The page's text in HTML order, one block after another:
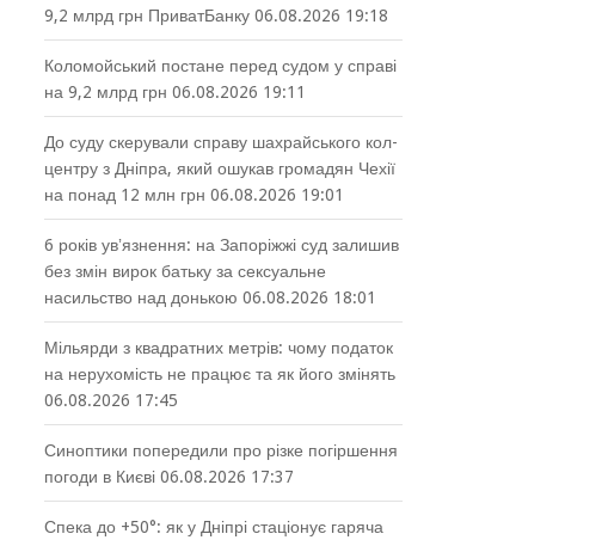
9,2 млрд грн ПриватБанку 06.08.2026 19:18
Коломойський постане перед судом у справі
на 9,2 млрд грн 06.08.2026 19:11
До суду скерували справу шахрайського кол-
центру з Дніпра, який ошукав громадян Чехії
на понад 12 млн грн 06.08.2026 19:01
6 років увʼязнення: на Запоріжжі суд залишив
без змін вирок батьку за сексуальне
насильство над донькою 06.08.2026 18:01
Мільярди з квадратних метрів: чому податок
на нерухомість не працює та як його змінять
06.08.2026 17:45
Синоптики попередили про різке погіршення
погоди в Києві 06.08.2026 17:37
Спека до +50°: як у Дніпрі стаціонує гаряча